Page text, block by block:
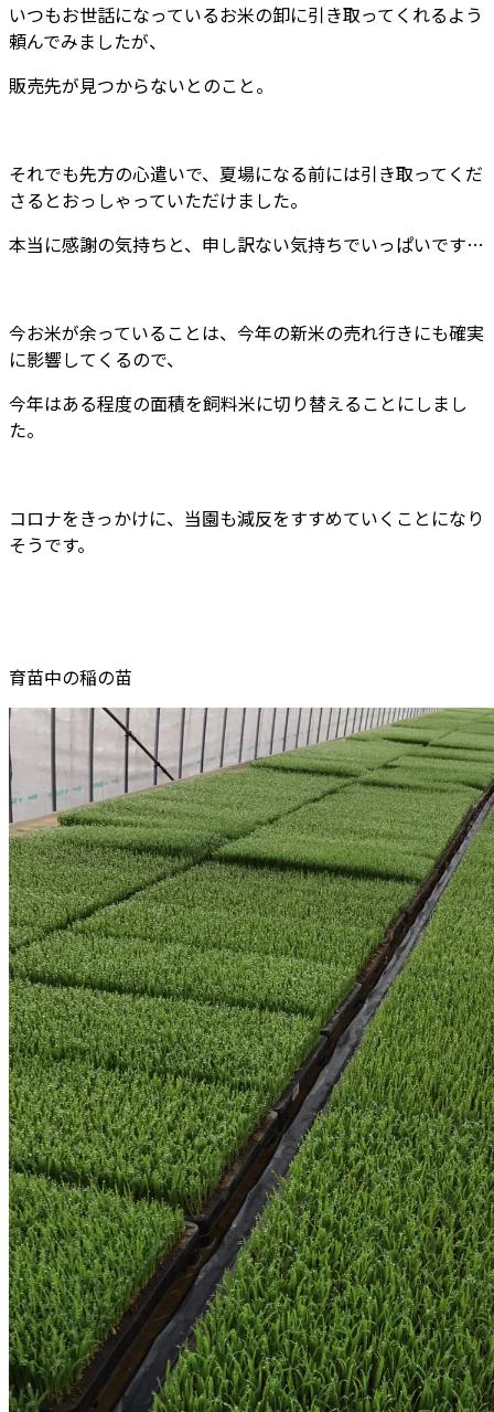
いつもお世話になっているお米の卸に引き取ってくれるよう
頼んでみましたが、
販売先が見つからないとのこと。
それでも先方の心遣いで、夏場になる前には引き取ってくだ
さるとおっしゃっていただけました。
本当に感謝の気持ちと、申し訳ない気持ちでいっぱいです…
今お米が余っていることは、今年の新米の売れ行きにも確実
に影響してくるので、
今年はある程度の面積を飼料米に切り替えることにしまし
た。
コロナをきっかけに、当園も減反をすすめていくことになり
そうです。
育苗中の稲の苗